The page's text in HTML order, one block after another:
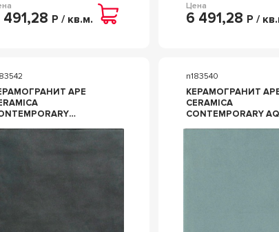
491,28 Р / кв.м.
Цена
6 491,28 Р /
APE
n183540
КЕРАМОГРАНИТ
CERAMICA
CONTEMPORARY AQUA